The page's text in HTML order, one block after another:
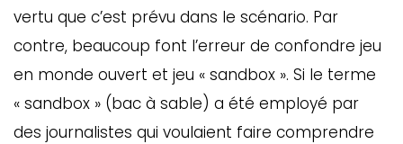
vertu que c’est prévu dans le scénario. Par
contre, beaucoup font l’erreur de confondre jeu
en monde ouvert et jeu « sandbox ». Si le terme
« sandbox » (bac à sable) a été employé par
des journalistes qui voulaient faire comprendre